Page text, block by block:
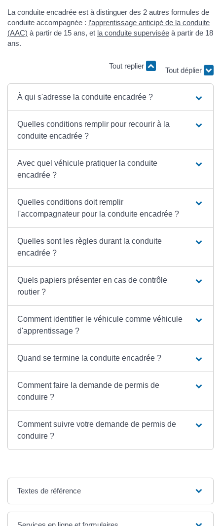
La conduite encadrée est à distinguer des 2 autres formules de
conduite accompagnée : l’apprentissage anticipé de la conduite
(AAC) à partir de 15 ans, et la conduite supervisée à partir de 18
ans.
Tout replier Tout déplier
À qui s'adresse la conduite encadrée ?
Quelles conditions remplir pour recourir à la
conduite encadrée ?
Avec quel véhicule pratiquer la conduite
encadrée ?
Quelles conditions doit remplir
l'accompagnateur pour la conduite encadrée ?
Quelles sont les règles durant la conduite
encadrée ?
Quels papiers présenter en cas de contrôle
routier ?
Comment identifier le véhicule comme véhicule
d'apprentissage ?
Quand se termine la conduite encadrée ?
Comment faire la demande de permis de
conduire ?
Comment suivre votre demande de permis de
conduire ?
Textes de référence